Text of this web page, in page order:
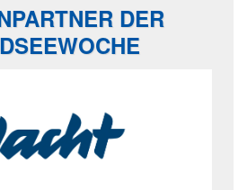
DER